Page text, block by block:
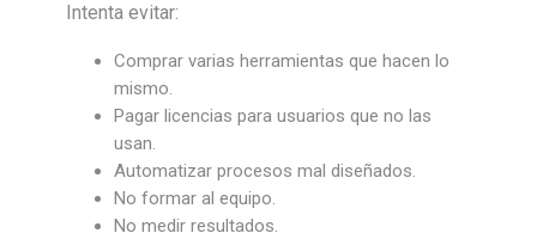
Intenta evitar:
Comprar varias herramientas que hacen lo
mismo.
Pagar licencias para usuarios que no las
usan.
Automatizar procesos mal diseñados.
No formar al equipo.
No medir resultados.